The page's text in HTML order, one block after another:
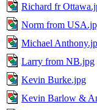
Richard fr
Norm from
Michael
Larry from NB.jpg
Kevin Burke.jpg
Kevin Barlow &